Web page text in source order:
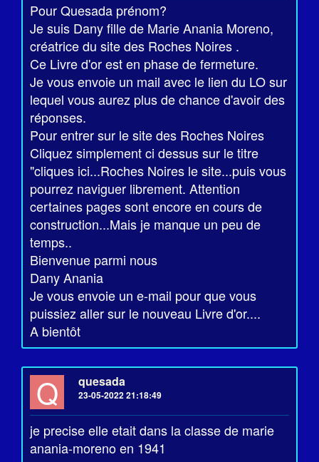
Pour Quesada prénom?
Je suis Dany fille de Marie Anania Moreno,
créatrice du site des Roches Noires .
Ce Livre d'or est en phase de fermeture.
Je vous envoie un mail avec le lien du LO sur
lequel vous aurez plus de chance d'avoir des
réponses.
Pour entrer sur le site des Roches Noires
Cliquez simplement ci dessus sur le titre
"cliques ici...Roches Noires le site...puis vous
pourrez naviguer librement. Attention
certaines pages sont encore en cours de
construction...Mais je manque un peu de
temps..
Bienvenue parmi nous
Dany Anania
Je vous envoie un e-mail pour que vous
puissiez aller sur le nouveau Livre d'or....
A bientôt
Q quesada
23-05-2022 21:18:49
je precise elle etait dans la classe de marie
anania-moreno en 1941